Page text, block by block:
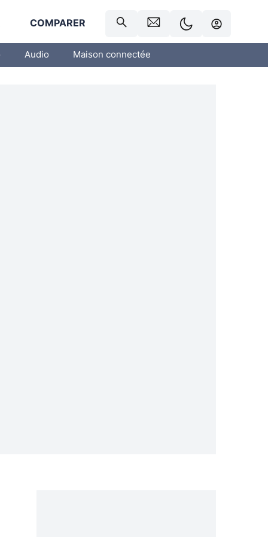
COMPARER
Audio Maison connectée